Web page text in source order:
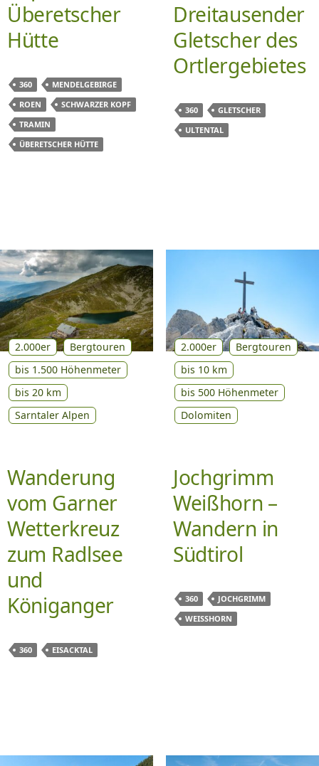
Überetscher
Hütte
360
MENDELGEBIRGE
ROEN
SCHWARZER KOPF
TRAMIN
ÜBERETSCHER HÜTTE
Dreitausender
Gletscher des
Ortlergebietes
360
GLETSCHER
ULTENTAL
2.000er
Bergtouren
bis 1.500 Höhenmeter
bis 20 km
Sarntaler Alpen
Wanderung
vom Garner
Wetterkreuz
zum Radlsee
und
Königanger
360 EISACKTAL
2.000er
Bergtouren
bis 10 km
bis 500 Höhenmeter
Dolomiten
Jochgrimm
Weißhorn –
Wandern in
Südtirol
360
JOCHGRIMM
WEISSHORN